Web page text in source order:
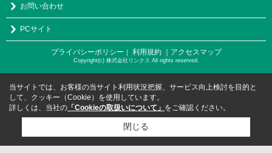
お問い合わせ
PCサイト
プライバシーポリシー 利用規約 ｜アクセスマップ
Copyright(c) 株式会社リンクス All rights reserved.
当サイトでは、お客様の当サイト利用状況把握、サービス向上検討を目的と
して、クッキー（Cookie）を使用しています。
詳しくは、当社の 「Cookieの取扱いについて」 をご確認ください。
閉じる